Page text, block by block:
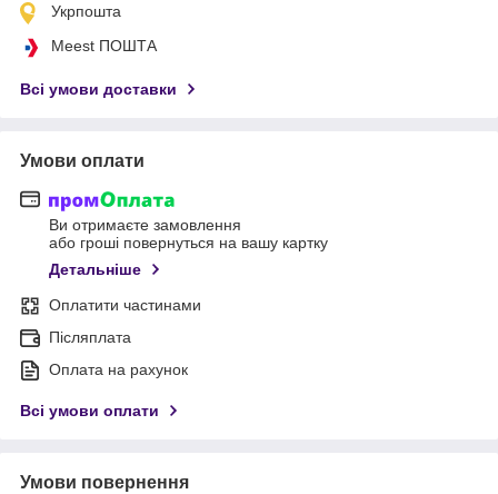
Укрпошта
Meest ПОШТА
Всі умови доставки
Умови оплати
Ви отримаєте замовлення
або гроші повернуться на вашу картку
Детальніше
Оплатити частинами
Післяплата
Оплата на рахунок
Всі умови оплати
Умови повернення